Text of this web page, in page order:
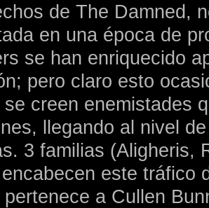
de The Damned,
en una época de
se han enriquecido
pero claro esto
creen enemistades
llegando al nivel
3 familias (Aligheris,
encabecen este tráfico
pertenece a Cullen